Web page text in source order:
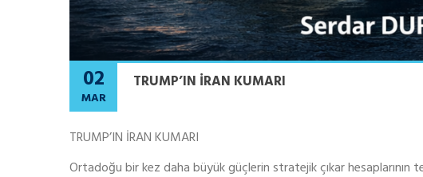
02
MAR
TRUMP’IN İRAN KUMARI
TRUMP’IN İRAN KUMARI
Ortadoğu bir kez daha büyük güçlerin stratejik çıkar hesaplarının